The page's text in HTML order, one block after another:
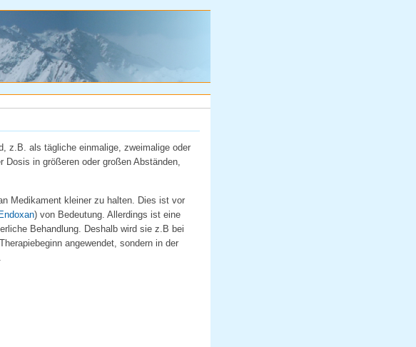
z.B. als tägliche einmalige, zweimalige oder
Dosis in größeren oder großen Abständen,
Medikament kleiner zu halten. Dies ist vor
) von Bedeutung. Allerdings ist eine
Behandlung. Deshalb wird sie z.B bei
angewendet, sondern in der